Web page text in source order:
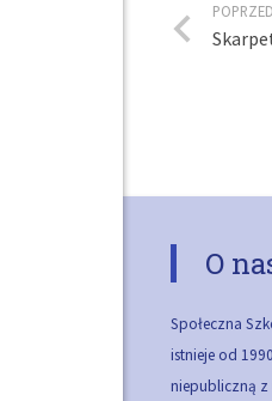
O
Społeczna
istnieje od
niepubliczną z